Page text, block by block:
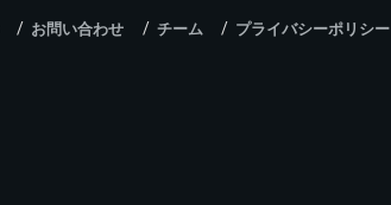
お問い合わせ チーム
プライバシーポリシー